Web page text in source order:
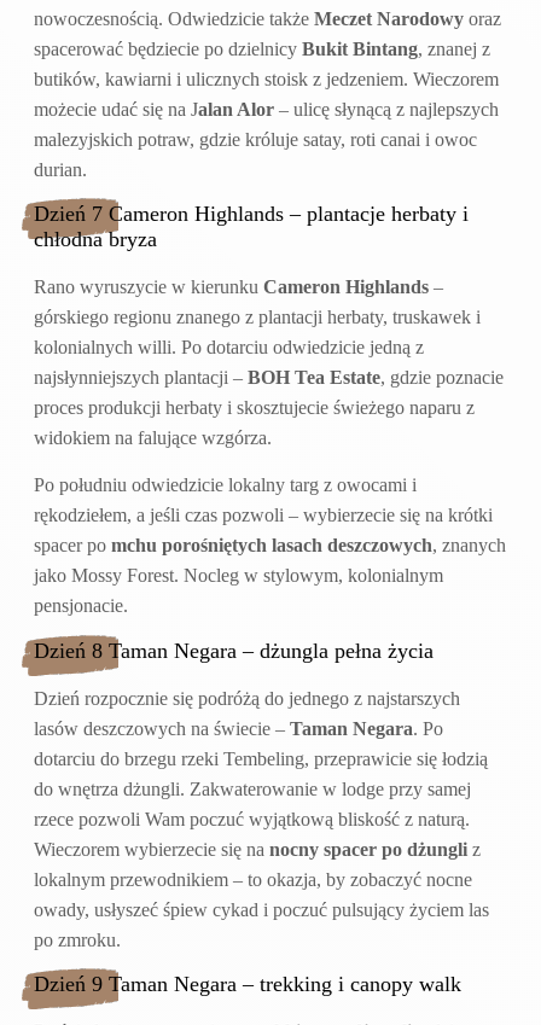
nowoczesnością. Odwiedzicie także Meczet Narodowy oraz
spacerować będziecie po dzielnicy Bukit Bintang, znanej z
butików, kawiarni i ulicznych stoisk z jedzeniem. Wieczorem
możecie udać się na Jalan Alor – ulicę słynącą z najlepszych
malezyjskich potraw, gdzie króluje satay, roti canai i owoc
durian.
Dzień 7 Cameron Highlands – plantacje herbaty i
chłodna bryza
Rano wyruszycie w kierunku Cameron Highlands –
górskiego regionu znanego z plantacji herbaty, truskawek i
kolonialnych willi. Po dotarciu odwiedzicie jedną z
najsłynniejszych plantacji – BOH Tea Estate, gdzie poznacie
proces produkcji herbaty i skosztujecie świeżego naparu z
widokiem na falujące wzgórza.
Po południu odwiedzicie lokalny targ z owocami i
rękodziełem, a jeśli czas pozwoli – wybierzecie się na krótki
spacer po mchu porośniętych lasach deszczowych, znanych
jako Mossy Forest. Nocleg w stylowym, kolonialnym
pensjonacie.
Dzień 8 Taman Negara – dżungla pełna życia
Dzień rozpocznie się podróżą do jednego z najstarszych
lasów deszczowych na świecie – Taman Negara. Po
dotarciu do brzegu rzeki Tembeling, przeprawicie się łodzią
do wnętrza dżungli. Zakwaterowanie w lodge przy samej
rzece pozwoli Wam poczuć wyjątkową bliskość z naturą.
Wieczorem wybierzecie się na nocny spacer po dżungli z
lokalnym przewodnikiem – to okazja, by zobaczyć nocne
owady, usłyszeć śpiew cykad i poczuć pulsujący życiem las
po zmroku.
Dzień 9 Taman Negara – trekking i canopy walk